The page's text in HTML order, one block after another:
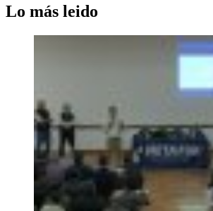
Lo más leido